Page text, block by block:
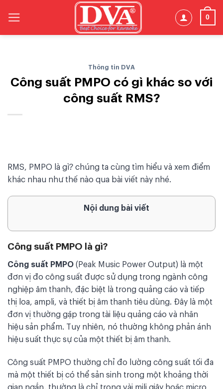
content
0
Thông tin DVA
Công suất PMPO có gì khác so với
công suất RMS?
RMS, PMPO là gì? chúng ta cùng tìm hiểu và xem điểm
khác nhau như thế nào qua bài viết này nhé.
Nội dung bài viết
Công suất PMPO là gì?
Công suất PMPO(Peak Music Power Output) là một
đơn vị đo công suất được sử dụng trong ngành công
nghiệp âm thanh, đặc biệt là trong quảng cáo và tiếp
thị loa, ampli, và thiết bị âm thanh tiêu dùng. Đây là một
đơn vị thường gặp trong tài liệu quảng cáo và nhãn
hiệu sản phẩm. Tuy nhiên, nó thường không phản ánh
hiệu suất thực sự của một thiết bị âm thanh.
Công suất PMPO thường chỉ đo lường công suất tối đa
mà một thiết bị có thể sản sinh trong một khoảng thời
gian ngắn, thường là chỉ trong vài mili giây hoặc micro